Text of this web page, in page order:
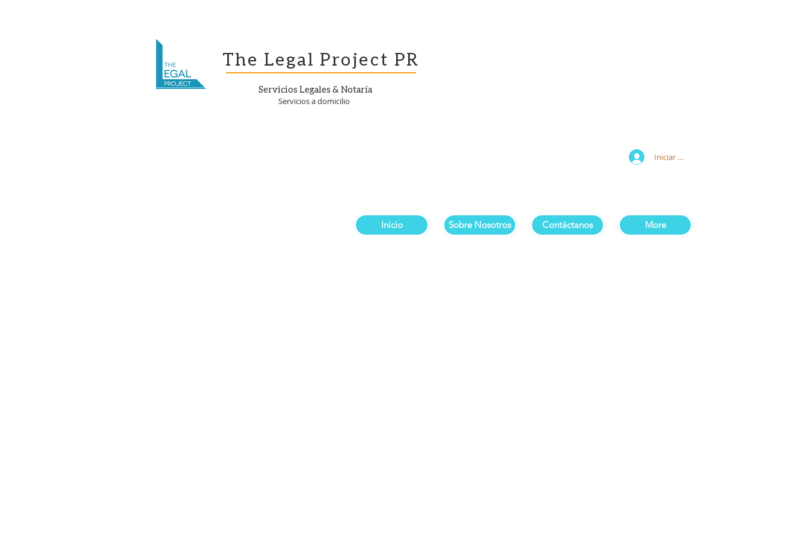
The Legal Project PR
Servicios Legales & Notaría
Servicios a domicilio
Iniciar sesión
Inicio Sobre Nosotros Contáctanos More